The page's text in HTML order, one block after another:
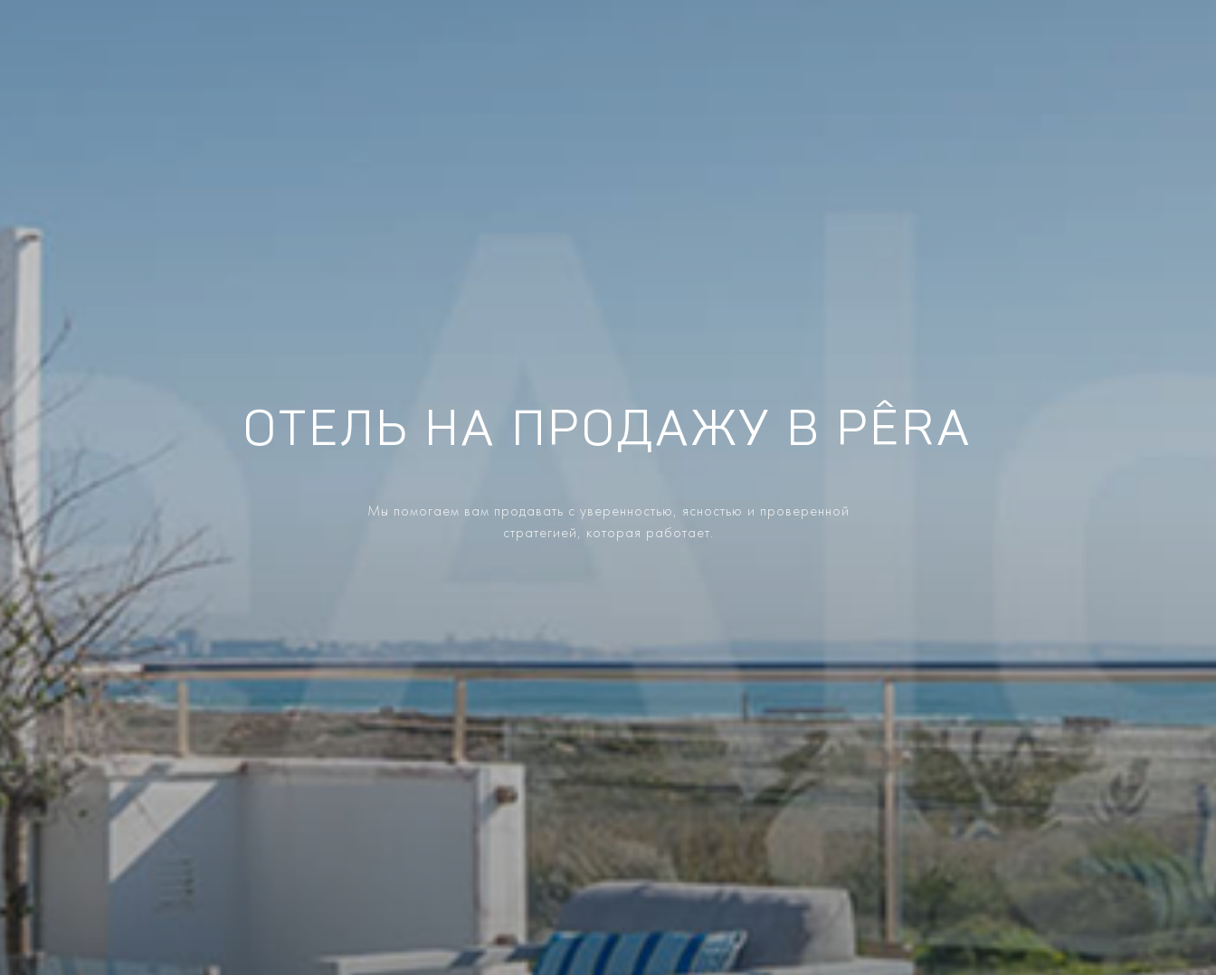
ОТЕЛЬ НА ПРОДАЖУ В PÊRA
Мы помогаем вам продавать с уверенностью, ясностью и проверенной
стратегией, которая работает.